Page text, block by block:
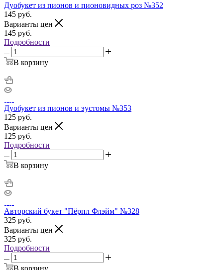
Дуобукет из пионов и пионовидных роз №352
145 руб.
Варианты цен
145 руб.
Подробности
В корзину
Дуобукет из пионов и эустомы №353
125 руб.
Варианты цен
125 руб.
Подробности
В корзину
Авторский букет "Пёрпл Флэйм" №328
325 руб.
Варианты цен
325 руб.
Подробности
В корзину